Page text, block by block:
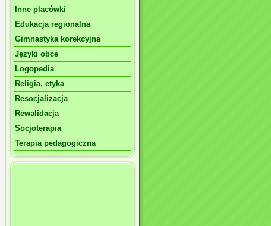
Inne placówki
Edukacja regionalna
Gimnastyka korekcyjna
Języki obce
Logopedia
Religia, etyka
Resocjalizacja
Rewalidacja
Socjoterapia
Terapia pedagogiczna